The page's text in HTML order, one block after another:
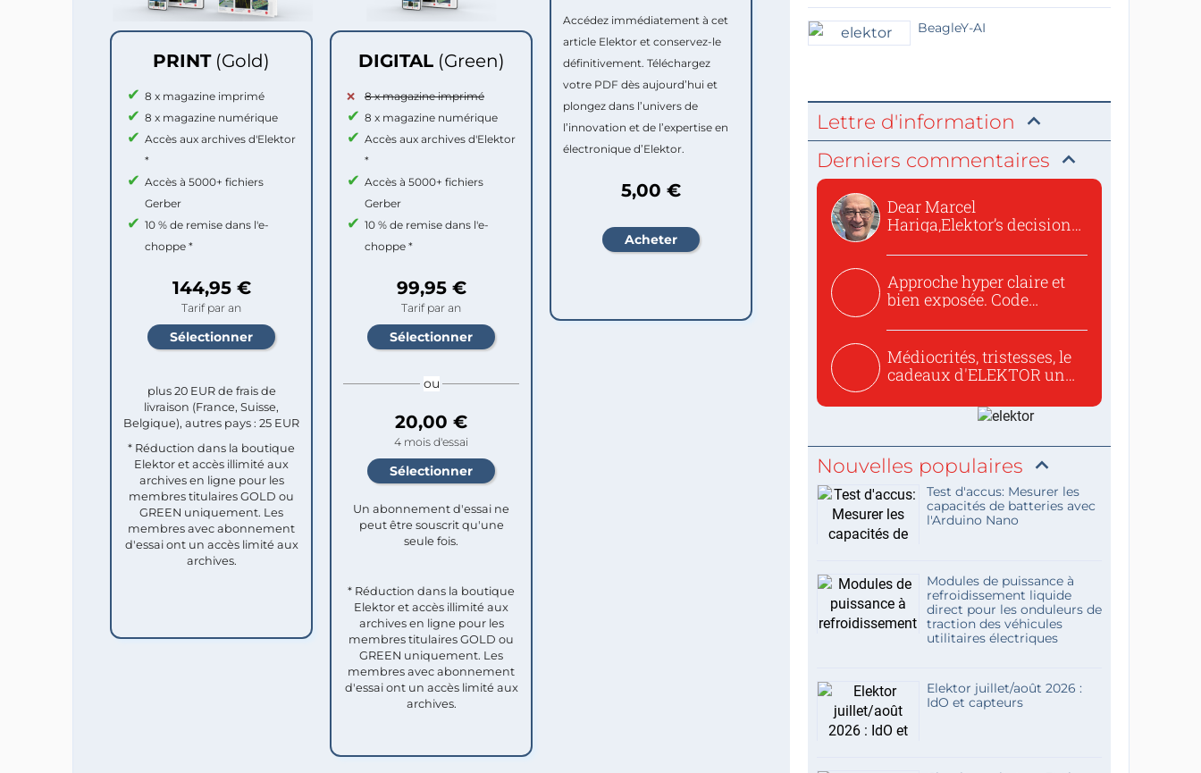
PRINT (Gold)
8 x magazine imprimé
8 x magazine numérique
Accès aux archives d'Elektor
*
Accès à 5000+ fichiers
Gerber
10 % de remise dans l'e-
choppe *
144,95 €
Tarif par an
plus 20 EUR de frais de
livraison (France, Suisse,
Belgique), autres pays : 25 EUR
* Réduction dans la boutique
Elektor et accès illimité aux
archives en ligne pour les
membres titulaires GOLD ou
GREEN uniquement. Les
membres avec abonnement
d'essai ont un accès limité aux
archives.
DIGITAL (Green)
8 x magazine imprimé
8 x magazine numérique
Accès aux archives d'Elektor
*
Accès à 5000+ fichiers
Gerber
10 % de remise dans l'e-
choppe *
99,95 €
Tarif par an
ou
20,00 €
4 mois d'essai
Un abonnement d'essai ne
peut être souscrit qu'une
seule fois.​
* Réduction dans la boutique
Elektor et accès illimité aux
archives en ligne pour les
membres titulaires GOLD ou
GREEN uniquement. Les
membres avec abonnement
d'essai ont un accès limité aux
archives.
Accédez immédiatement à cet
article Elektor et conservez-le
définitivement. Téléchargez
votre PDF dès aujourd’hui et
plongez dans l’univers de
l’innovation et de l’expertise en
électronique d’Elektor.
5,00 €
BeagleY-AI
Lettre d'information
Derniers commentaires
Dear Marcel
Hariga,Elektor’s decision
Approche hyper claire et
bien exposée. Code
Médiocrités, tristesses, le
cadeaux d'ELEKTOR un
Nouvelles populaires
Test d'accus: Mesurer les
capacités de batteries avec
l'Arduino Nano
Modules de puissance à
refroidissement liquide
direct pour les onduleurs de
traction des véhicules
utilitaires électriques
Elektor juillet/août 2026 :
IdO et capteurs